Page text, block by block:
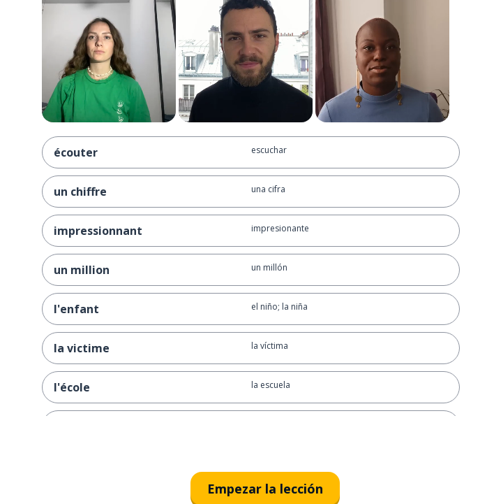
écouter escuchar
un chiffre una cifra
impressionnant impresionante
un million un millón
l'enfant el niño; la niña
la victime la víctima
l'école la escuela
Empezar la lección